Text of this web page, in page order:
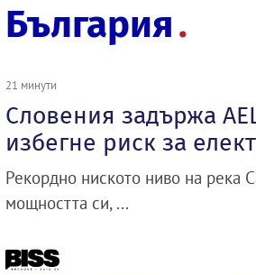
България
21 минути
Словения задържа
избегне риск за
Рекордно ниското ниво на река
мощността си, ...